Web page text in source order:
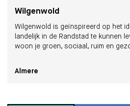
Wilgenwold
Wilgenwold is geïnspireerd op het
landelijk in de Randstad te kunnen
woon je groen, sociaal, ruim en
Almere